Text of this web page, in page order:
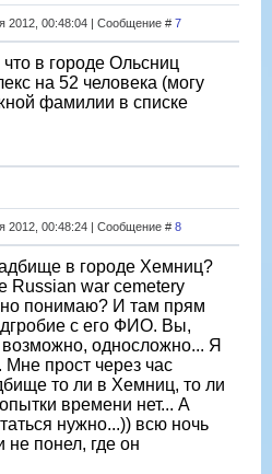
2012, 00:48:04 | Сообщение # 7
в городе Ольсниц
на 52 человека (могу
фамилии в списке
2012, 00:48:24 | Сообщение # 8
в городе Хемниц?
Russian war cemetery
понимаю? И там прям
с его ФИО. Вы,
возможно, односложно... Я
прост через час
то ли в Хемниц, то ли
времени нет... А
нужно...)) всю ночь
не понел, где он